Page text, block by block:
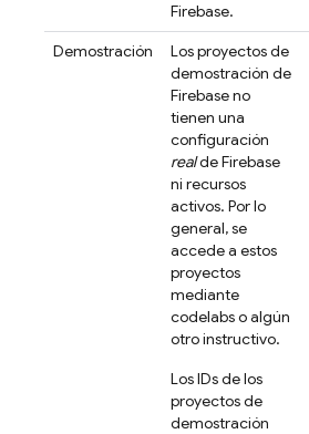
Firebase.
Demostración
Los proyectos de
demostración de
Firebase no
tienen una
configuración
realde Firebase
ni recursos
activos. Por lo
general, se
accede a estos
proyectos
mediante
codelabs o algún
otro instructivo.
Los IDs de los
proyectos de
demostración